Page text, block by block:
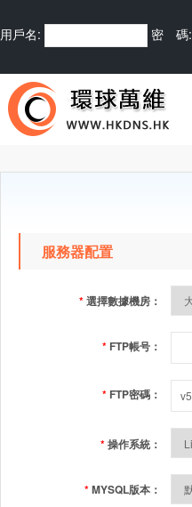
用戶名: 密 碼:
服務器配置
*選擇數據機房：
* FTP帳号：
* FTP密碼：
*操作系統：
*MYSQL版本：